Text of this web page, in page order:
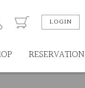
LOGIN
RESERVATION